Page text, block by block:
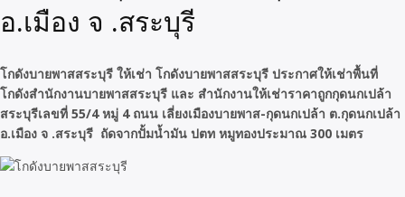
อ.เมือง จ .สระบุรี
โกดังบายพาสสระบุรี ให้เช่า โกดังบายพาสสระบุรี ประกาศให้เช่าพื้นที่
โกดังสำนักงานบายพาสสระบุรี และ สำนักงานให้เช่าราคาถูกกุดนกเปล้า
สระบุรีเลขที่ 55/4 หมู่ 4 ถนน เลี่ยงเมืองบายพาส-กุดนกเปล้า ต.กุดนกเปล้า
อ.เมือง จ .สระบุรี ถัดจากปั้มน้ำมัน ปตท หมูทองประมาณ 300 เมตร